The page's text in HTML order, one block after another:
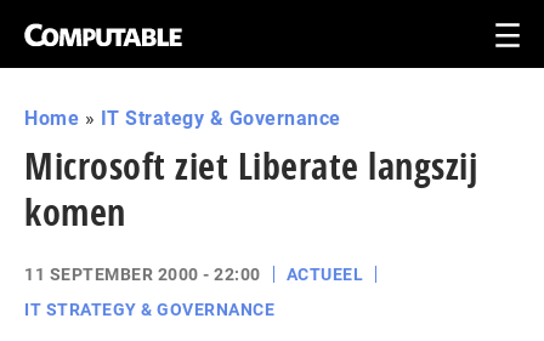
Home » IT Strategy & Governance
Microsoft ziet Liberate langszij
komen
11 SEPTEMBER 2000 - 22:00
ACTUEEL
IT STRATEGY & GOVERNANCE